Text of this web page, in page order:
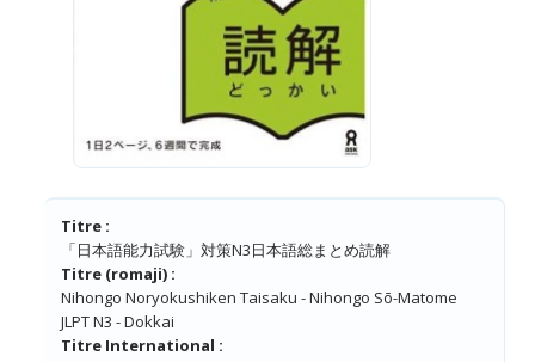
Titre :
「日本語能力試験」対策N3日本語総まとめ読解
Titre (romaji) :
Nihongo Noryokushiken Taisaku - Nihongo Sō-Matome
JLPT N3 - Dokkai
Titre International :